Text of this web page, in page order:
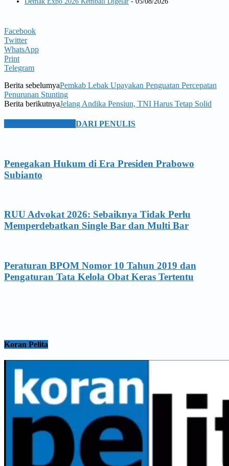
Facebook
Twitter
WhatsApp
Print
Telegram
Berita sebelumyaPemkab Lebak Upayakan Penguatan Percepatan
Penurunan Stunting
Berita berikutnyaJelang Andika Pensiun, TNI Harus Tetap Solid
DARI PENULIS
Penegakan Hukum di Era Presiden Prabowo
Subianto
RUU Advokat 2026: Sebaiknya Tidak Perlu
Memperdebatkan Single Bar dan Multi Bar
Peraturan BPOM Nomor 10 Tahun 2019 dan
Pengaturan Tata Kelola Obat Keras Tertentu
Koran Pelita